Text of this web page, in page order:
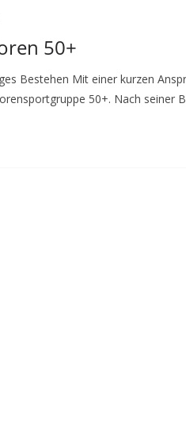
50+
Bestehen Mit einer kurzen
50+. Nach seiner